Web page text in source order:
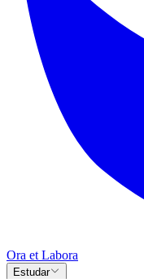
Ora et Labora
Estudar